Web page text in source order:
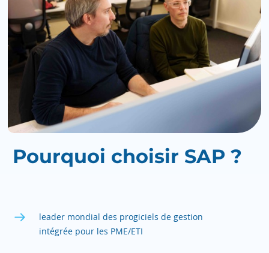
Pourquoi choisir SAP ?
leader mondial des progiciels de gestion
intégrée pour les PME/ETI